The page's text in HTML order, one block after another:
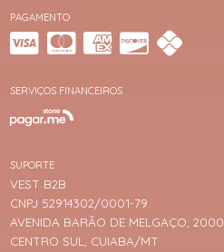
PAGAMENTO
SERVIÇOS FINANCEIROS
SUPORTE
VEST B2B
CNPJ 52914302/0001-79
AVENIDA BARÃO DE MELGAÇO, 2000
CENTRO SUL, CUIABA/MT